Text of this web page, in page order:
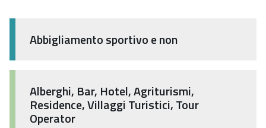
Abbigliamento sportivo e non
Alberghi, Bar, Hotel, Agriturismi,
Residence, Villaggi Turistici, Tour
Operator